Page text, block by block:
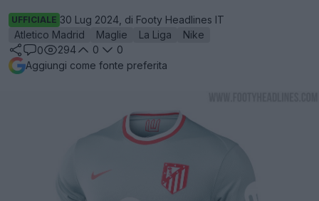
UFFICIALE 30 Lug 2024, di Footy Headlines IT
Atletico Madrid
Maglie La Liga
Nike
0
294 0
0
Aggiungi come fonte preferita